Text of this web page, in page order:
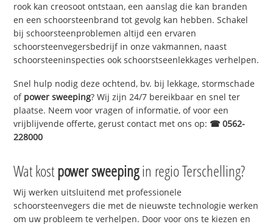
rook kan creosoot ontstaan, een aanslag die kan branden
en een schoorsteenbrand tot gevolg kan hebben. Schakel
bij schoorsteenproblemen altijd een ervaren
schoorsteenvegersbedrijf in onze vakmannen, naast
schoorsteeninspecties ook schoorstseenlekkages verhelpen.
Snel hulp nodig deze ochtend, bv. bij lekkage, stormschade
of power sweeping? Wij zijn 24/7 bereikbaar en snel ter
plaatse. Neem voor vragen of informatie, of voor een
vrijblijvende offerte, gerust contact met ons op: ☎ 0562-
228000
Wat kostpower sweepingin regio Terschelling?
Wij werken uitsluitend met professionele
schoorsteenvegers die met de nieuwste technologie werken
om uw probleem te verhelpen. Door voor ons te kiezen en